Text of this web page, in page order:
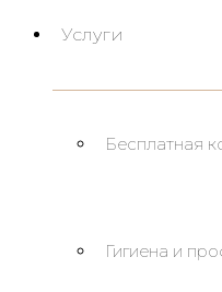
Услуги
Бесплатная
Гигиена и